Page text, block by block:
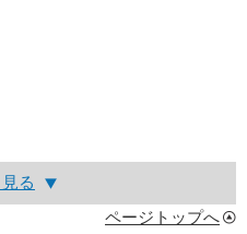
る
ページトップへ